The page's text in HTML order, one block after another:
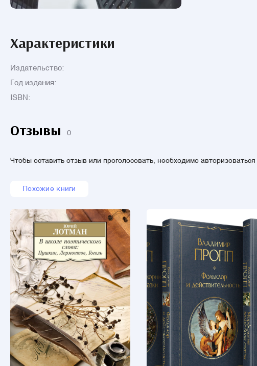
Характеристики
Издательство:
Год издания:
ISBN:
Отзывы 0
Чтобы оставить отзыв или проголосовать, необходимо авторизоваться
Похожие книги